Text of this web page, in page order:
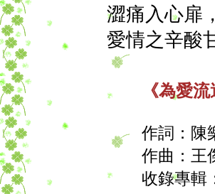
澀痛入心扉
愛情之辛酸
《為愛流
作詞：陳
作曲：王
收錄專輯